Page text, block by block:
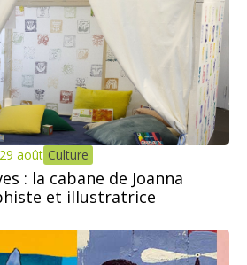
août Culture
: la cabane de Joanna
et illustratrice